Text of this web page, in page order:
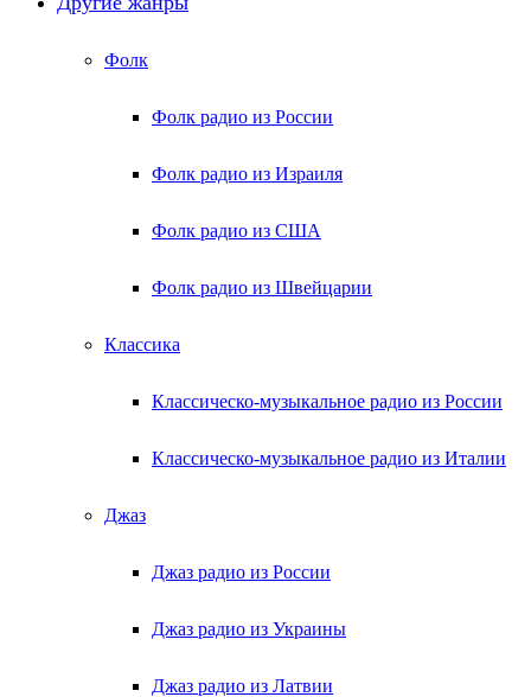
Фолк
Фолк радио из России
Фолк радио из Израиля
Фолк радио из США
Фолк радио из Швейцарии
Классика
Классическо-музыкальное радио из России
Классическо-музыкальное радио из Италии
Джаз
Джаз радио из России
Джаз радио из Украины
Джаз радио из Латвии